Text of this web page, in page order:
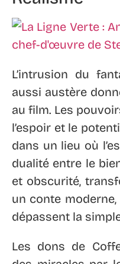
L’intrusion du
aussi austère
au film. Les
l’espoir et le
dans un lieu où
dualité entre le
et obscurité,
un conte
dépassent la
Les dons de